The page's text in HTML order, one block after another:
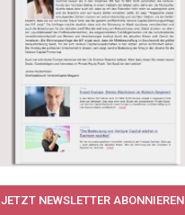
JETZT NEWSLETTER ABONNIEREN